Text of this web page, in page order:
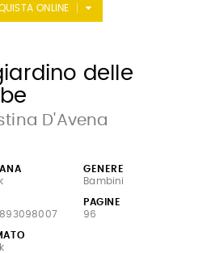
ONLINE
delle
D'Avena
GENERE
Bambini
PAGINE
96